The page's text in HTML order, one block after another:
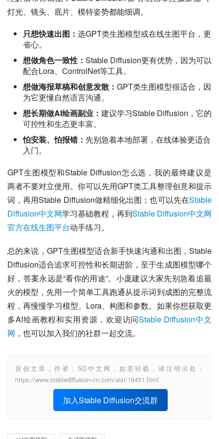
灯光、镜头、底片、模特姿势都能细调。
只想快速出图： 选GPT类生图模型或在线生图平台，更
省心。
想做角色一致性： Stable Diffusion更有优势，因为可以
配合Lora、ControlNet等工具。
想做海报草稿和创意发散： GPT类生图模型很适合，因
为它更懂自然语言沟通。
想长期做AI绘画副业： 建议学习Stable Diffusion，它的
可控性和生态更丰富。
怕安装、怕报错： 先别急着本地部署，在线体验更适合
入门。
GPT生图模型和Stable Diffusion怎么选，我的最终建议是
两者不要对立使用。你可以先用GPT类工具整理创意和提示
词，再用Stable Diffusion做精细化出图；也可以先在Stable
Diffusion中文网学习基础教程，再到Stable Diffusion中文网
官方在线生图平台动手练习。
总的来说，GPT生图模型适合新手快速沟通和出图，Stable
Diffusion适合追求可控性和长期进阶，至于生成图模型哪个
好，答案永远是“看你的用途”。小庞建议大家先别急着追最
火的模型，先用一个简单工具跑通从提示词到成图的完整流
程，再慢慢学习模型、Lora、构图和参数。如果你想获取更
多AI绘画教程和实用资源，欢迎访问Stable Diffusion中文
网 ，也可以加入我们的社群一起交流。
原创文章，作者：SD中文网，如若转载，请注明出处：
https://www.stablediffusion-cn.com/aist/16451.html
加入Stable Diffusion交流群